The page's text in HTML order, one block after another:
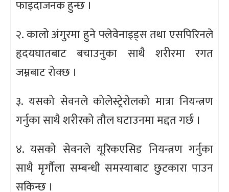
फाइदाजनक हुन्छ ।
२. कालो अंगुरमा हुने फ्लेवेनाइड्स तथा एसपिरिनले
हृदयघातबाट बचाउनुका साथै शरीरमा रगत
जम्नबाट रोक्छ ।
३. यसको सेवनले कोलेस्ट्रेरोलको मात्रा नियन्त्रण
गर्नुका साथै शरीरको तौल घटाउनमा मद्दत गर्छ ।
४. यसको सेवनले यूरिकएसिड नियन्त्रण गर्नुका
साथै मृर्गौला सम्बन्धी समस्याबाट छुटकारा पाउन
सकिन्छ ।